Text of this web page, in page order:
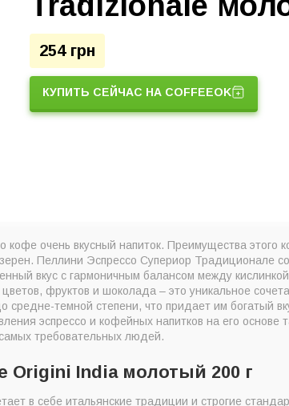
254 грн
КУПИТЬ СЕЙЧАС НА COFFEEOK
кофе очень вкусный напиток. Преимущества этого
Пеллини Эспрессо Супериор Традиционале
вкус с гармоничным балансом между
фруктов и шоколада – это уникальное
средне-темной степени, что придает им богатый
эспрессо и кофейных напитков на его основе
требовательных людей.
Origini India молотый 200 г
в себе итальянские традиции и строгие